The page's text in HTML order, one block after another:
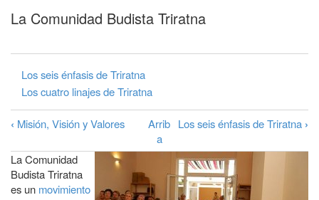
enlaces
de
ayuda
a
la
navegación
La Comunidad Budista Triratna
Los seis énfasis de Triratna
Los cuatro linajes de Triratna
Enlaces
transversales
de
‹ Misión, Visión y Valores
Arrib
a
Los seis énfasis de Triratna ›
La Comunidad
Budista Triratna
es un movimiento